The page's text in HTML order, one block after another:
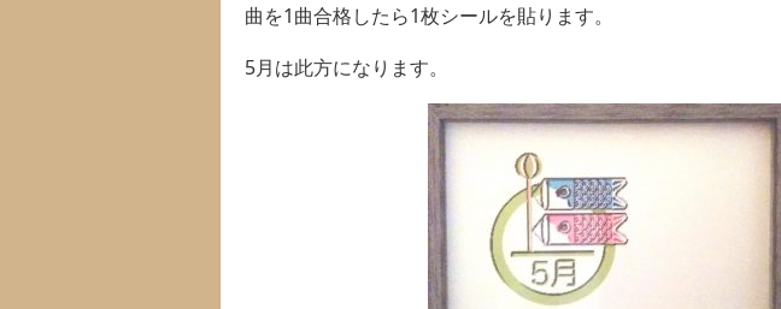
曲を1曲合格したら1枚シールを貼ります。
5月は此方になります。